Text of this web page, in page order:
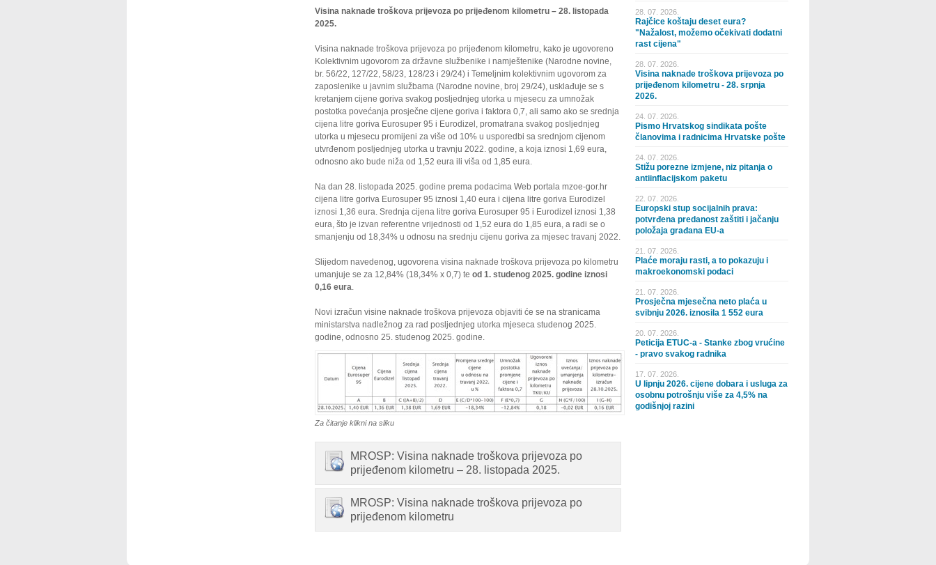
Visina naknade troškova prijevoza po prijeđenom kilometru – 28. listopada
2025.
Visina naknade troškova prijevoza po prijeđenom kilometru, kako je ugovoreno
Kolektivnim ugovorom za državne službenike i namještenike (Narodne novine,
br. 56/22, 127/22, 58/23, 128/23 i 29/24) i Temeljnim kolektivnim ugovorom za
zaposlenike u javnim službama (Narodne novine, broj 29/24), usklađuje se s
kretanjem cijene goriva svakog posljednjeg utorka u mjesecu za umnožak
postotka povećanja prosječne cijene goriva i faktora 0,7, ali samo ako se srednja
cijena litre goriva Eurosuper 95 i Eurodizel, promatrana svakog posljednjeg
utorka u mjesecu promijeni za više od 10% u usporedbi sa srednjom cijenom
utvrđenom posljednjeg utorka u travnju 2022. godine, a koja iznosi 1,69 eura,
odnosno ako bude niža od 1,52 eura ili viša od 1,85 eura.
Na dan 28. listopada 2025. godine prema podacima Web portala mzoe-gor.hr
cijena litre goriva Eurosuper 95 iznosi 1,40 eura i cijena litre goriva Eurodizel
iznosi 1,36 eura. Srednja cijena litre goriva Eurosuper 95 i Eurodizel iznosi 1,38
eura, što je izvan referentne vrijednosti od 1,52 eura do 1,85 eura, a radi se o
smanjenju od 18,34% u odnosu na srednju cijenu goriva za mjesec travanj 2022.
Slijedom navedenog, ugovorena visina naknade troškova prijevoza po kilometru
umanjuje se za 12,84% (18,34% x 0,7) te od 1. studenog 2025. godine iznosi
0,16 eura.
Novi izračun visine naknade troškova prijevoza objaviti će se na stranicama
ministarstva nadležnog za rad posljednjeg utorka mjeseca studenog 2025.
godine, odnosno 25. studenog 2025. godine.
Za čitanje klikni na sliku
MROSP: Visina naknade troškova prijevoza po
prijeđenom kilometru – 28. listopada 2025.
MROSP: Visina naknade troškova prijevoza po
prijeđenom kilometru
28. 07. 2026.
Rajčice koštaju deset eura?
"Nažalost, možemo očekivati dodatni
rast cijena"
28. 07. 2026.
Visina naknade troškova prijevoza po
prijeđenom kilometru - 28. srpnja
2026.
24. 07. 2026.
Pismo Hrvatskog sindikata pošte
članovima i radnicima Hrvatske pošte
24. 07. 2026.
Stižu porezne izmjene, niz pitanja o
antiinflacijskom paketu
22. 07. 2026.
Europski stup socijalnih prava:
potvrđena predanost zaštiti i jačanju
položaja građana EU-a
21. 07. 2026.
Plaće moraju rasti, a to pokazuju i
makroekonomski podaci
21. 07. 2026.
Prosječna mjesečna neto plaća u
svibnju 2026. iznosila 1 552 eura
20. 07. 2026.
Peticija ETUC-a - Stanke zbog vrućine
- pravo svakog radnika
17. 07. 2026.
U lipnju 2026. cijene dobara i usluga za
osobnu potrošnju više za 4,5% na
godišnjoj razini